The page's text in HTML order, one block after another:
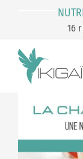
contenu
16